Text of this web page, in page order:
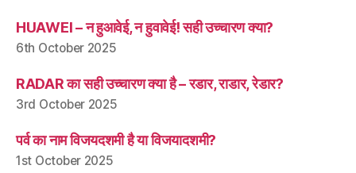
HUAWEI – न हुआवेई, न हुवावेई! सही उच्चारण क्या?
6th October 2025
RADAR का सही उच्चारण क्या है – रडार, राडार, रेडार?
3rd October 2025
पर्व का नाम विजयदशमी है या विजयादशमी?
1st October 2025